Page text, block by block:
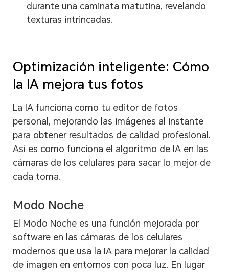
durante una caminata matutina, revelando
texturas intrincadas.
Optimización inteligente: Cómo
la IA mejora tus fotos
La IA funciona como tu editor de fotos
personal, mejorando las imágenes al instante
para obtener resultados de calidad profesional.
Así es como funciona el algoritmo de IA en las
cámaras de los celulares para sacar lo mejor de
cada toma.
Modo Noche
El Modo Noche es una función mejorada por
software en las cámaras de los celulares
modernos que usa la IA para mejorar la calidad
de imagen en entornos con poca luz. En lugar